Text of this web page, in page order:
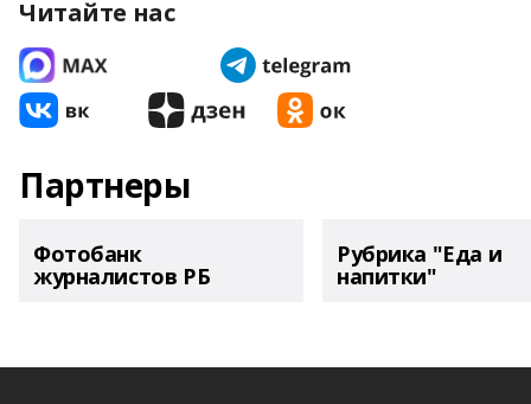
Читайте нас
Партнеры
Фотобанк
журналистов РБ
Рубрика "Еда и
напитки"